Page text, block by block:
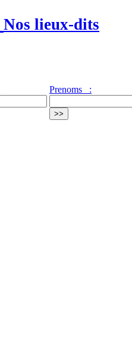
Nos lieux-dits
Prenoms :